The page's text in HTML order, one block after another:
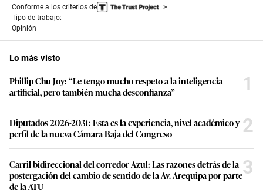
Conforme a los criterios de
Tipo de trabajo:
Opinión
Lo más visto
Phillip Chu Joy: “Le tengo mucho respeto a la inteligencia
artificial, pero también mucha desconfianza”
1
Diputados 2026-2031: Esta es la experiencia, nivel académico y
perfil de la nueva Cámara Baja del Congreso
2
Carril bidireccional del corredor Azul: Las razones detrás de la
postergación del cambio de sentido de la Av. Arequipa por parte
de la ATU
3